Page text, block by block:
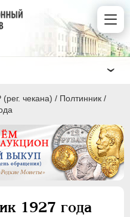
чекана) / Полтинник /
1927 года